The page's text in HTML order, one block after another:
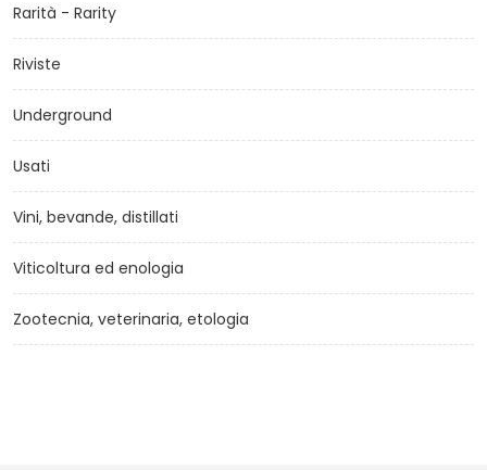
Rarità - Rarity
Riviste
Underground
Usati
Vini, bevande, distillati
Viticoltura ed enologia
Zootecnia, veterinaria, etologia